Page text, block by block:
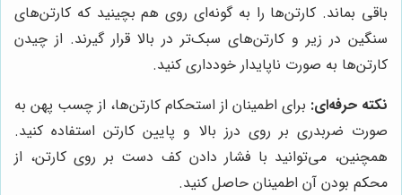
باقی بماند. کارتن‌ها را به گونه‌ای روی هم بچینید که کارتن‌های
سنگین در زیر و کارتن‌های سبک‌تر در بالا قرار گیرند. از چیدن
کارتن‌ها به صورت ناپایدار خودداری کنید.
نکته حرفه‌ای: برای اطمینان از استحکام کارتن‌ها، از چسب پهن به
صورت ضربدری بر روی درز بالا و پایین کارتن استفاده کنید.
همچنین، می‌توانید با فشار دادن کف دست بر روی کارتن، از
محکم بودن آن اطمینان حاصل کنید.